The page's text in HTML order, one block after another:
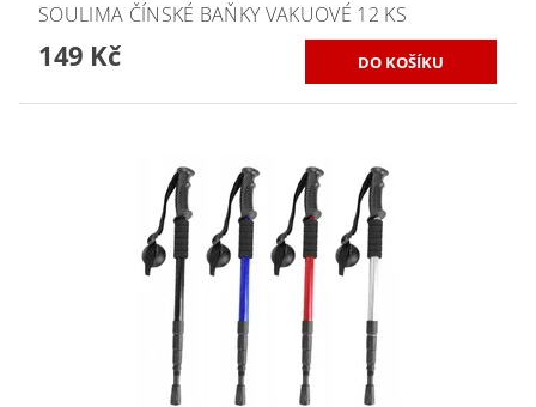
SOULIMA ČÍNSKÉ BAŇKY VAKUOVÉ 12 KS
149 Kč